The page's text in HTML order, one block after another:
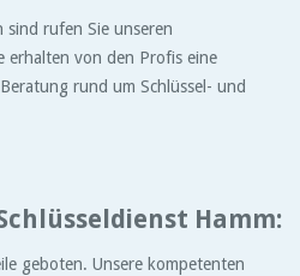
rufen Sie unseren
erhalten von den Profis eine
rund um Schlüssel- und
Hamm:
geboten. Unsere kompetenten